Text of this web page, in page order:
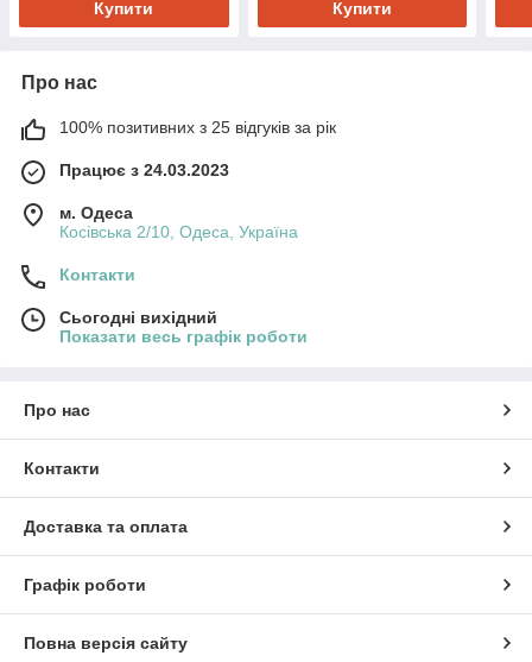
Купити Купити
Про нас
100% позитивних з 25 відгуків за рік
Працює з 24.03.2023
м. Одеса
Косівська 2/10, Одеса, Україна
Контакти
Сьогодні вихідний
Показати весь графік роботи
Про нас
Контакти
Доставка та оплата
Графік роботи
Повна версія сайту